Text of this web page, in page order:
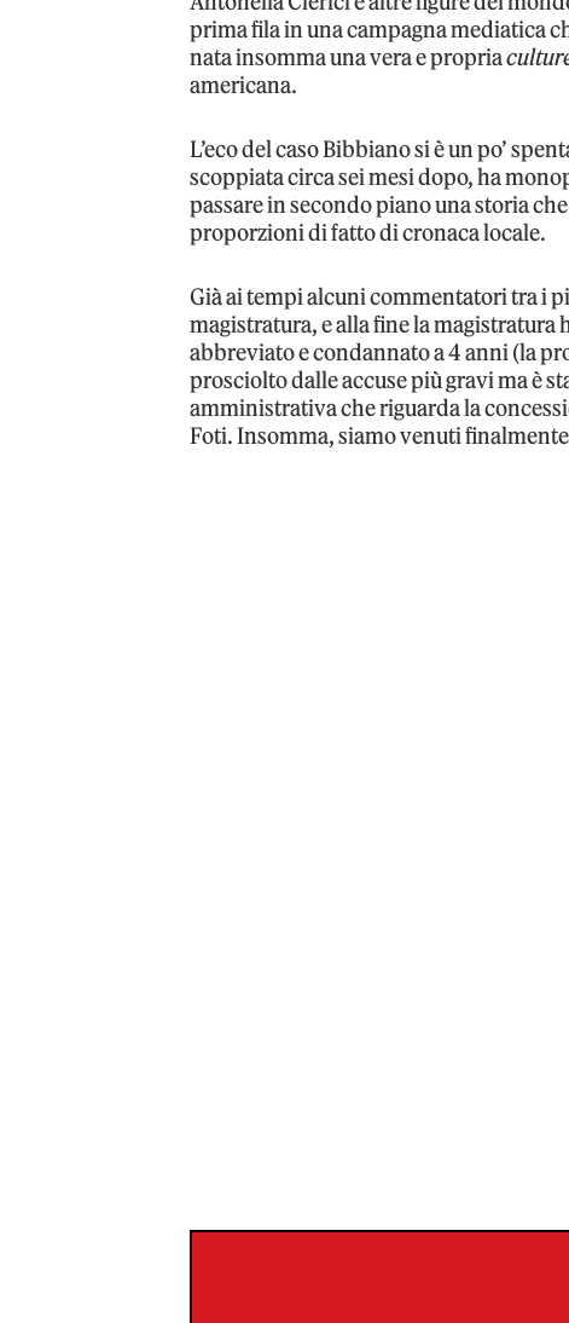
prima fila in una campagna mediatica
nata insomma una vera e propria
americana.
L’eco del caso Bibbiano si è un po’
scoppiata circa sei mesi dopo, ha
passare in secondo piano una storia
proporzioni di fatto di cronaca locale.
Già ai tempi alcuni commentatori tra i
magistratura, e alla fine la magistratura
abbreviato e condannato a 4 anni (la
prosciolto dalle accuse più gravi ma è
amministrativa che riguarda la
Foti. Insomma, siamo venuti finalmente